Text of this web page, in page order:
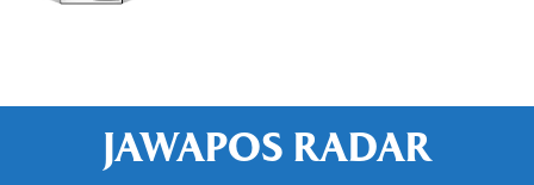
JAWAPOS RADAR